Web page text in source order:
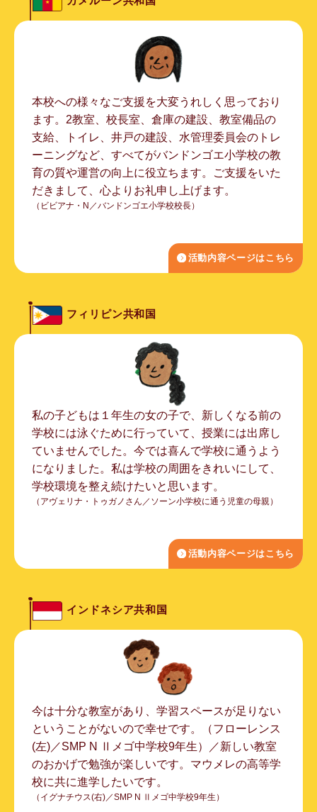
本校への様々なご支援を大変うれしく思っており
ます。2教室、校長室、倉庫の建設、教室備品の
支給、トイレ、井戸の建設、水管理委員会のトレ
ーニングなど、すべてがバンドンゴエ小学校の教
育の質や運営の向上に役立ちます。ご支援をいた
だきまして、心よりお礼申し上げます。
（ビビアナ・N／バンドンゴエ小学校校長）
活動内容ページはこちら
フィリピン共和国
私の子どもは１年生の女の子で、新しくなる前の
学校には泳ぐために行っていて、授業には出席し
ていませんでした。今では喜んで学校に通うよう
になりました。私は学校の周囲をきれいにして、
学校環境を整え続けたいと思います。
（アヴェリナ・トゥガノさん／ソーン小学校に通う児童の母親）
活動内容ページはこちら
インドネシア共和国
今は十分な教室があり、学習スペースが足りない
ということがないので幸せです。（フローレンス
(左)／SMP N Ⅱメゴ中学校9年生）／新しい教室
のおかげで勉強が楽しいです。マウメレの高等学
校に共に進学したいです。
（イグナチウス(右)／SMP N Ⅱメゴ中学校9年生）